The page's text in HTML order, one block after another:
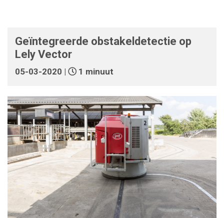
Geïntegreerde obstakeldetectie op
Lely Vector
05-03-2020 | 1 minuut